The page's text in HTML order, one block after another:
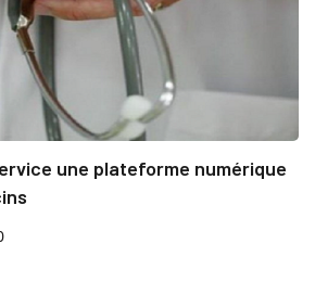
une plateforme numérique